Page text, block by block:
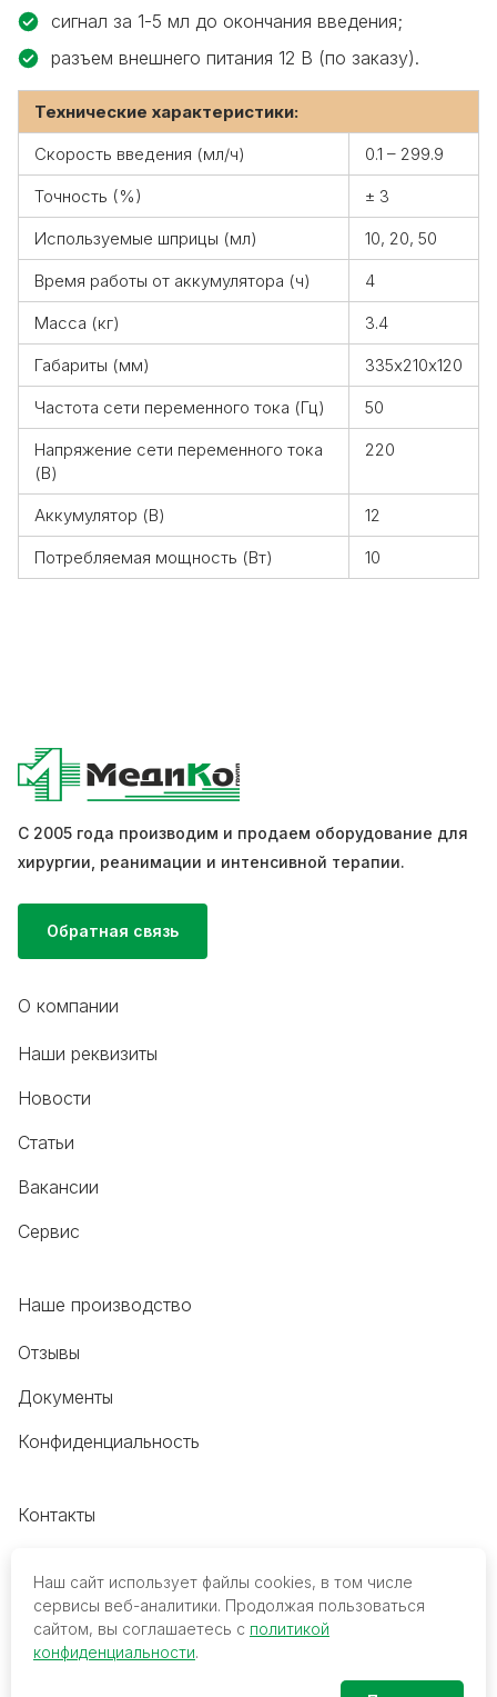
сигнал за 1-5 мл до окончания введения;
разъем внешнего питания 12 В (по заказу).
Технические характеристики:
Скорость введения (мл/ч)
0.1 – 299.9
Точность (%)
± 3
Используемые шприцы (мл)
10, 20, 50
Время работы от аккумулятора (ч)
4
Масса (кг)
3.4
Габариты (мм)
335х210х120
Частота сети переменного тока (Гц)
50
Напряжение сети переменного тока
(В)
220
Аккумулятор (В)
12
Потребляемая мощность (Вт)
10
С 2005 года производим и продаем оборудование для
хирургии, реанимации и интенсивной терапии.
Обратная связь
О компании
Наши реквизиты
Новости
Статьи
Вакансии
Сервис
Наше производство
Отзывы
Документы
Конфиденциальность
Контакты
8 (800) 700-68-45
trade@mediko.ru
Наш сайт использует файлы cookies, в том числе
сервисы веб-аналитики. Продолжая пользоваться
сайтом, вы соглашаетесь с политикой
конфиденциальности.